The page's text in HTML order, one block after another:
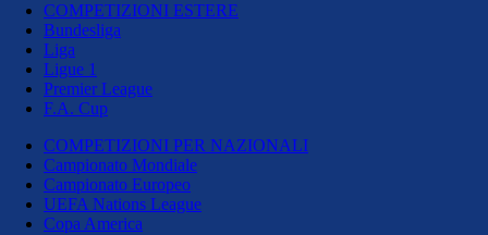
COMPETIZIONI ESTERE
Bundesliga
Liga
Ligue 1
Premier League
F.A. Cup
COMPETIZIONI PER NAZIONALI
Campionato Mondiale
Campionato Europeo
UEFA Nations League
Copa America